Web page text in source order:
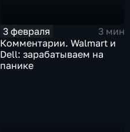
3 февраля
3 мин
Комментарии. Walmart и
Dell: зарабатываем на
панике